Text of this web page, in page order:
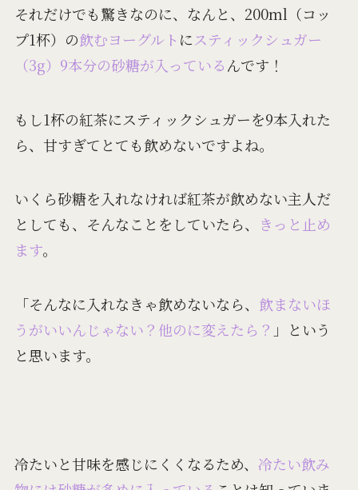
それだけでも驚きなのに、なんと、200ml（コッ
プ1杯）の飲むヨーグルト にスティックシュガー
（3g）9本分の砂糖が入っているんです！
もし1杯の紅茶にスティックシュガーを9本入れた
ら、甘すぎてとても飲めないですよね。
いくら砂糖を入れなければ紅茶が飲めない主人だ
としても、そんなことをしていたら、
きっと止め
ます。
「そんなに入れなきゃ飲めないなら、 飲まないほ
うがいいんじゃない？他のに変えたら？ 」という
と思います。
冷たいと甘味を感じにくくなるため、 冷たい飲み